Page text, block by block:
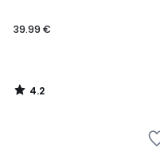
39.99 €
4.2
/